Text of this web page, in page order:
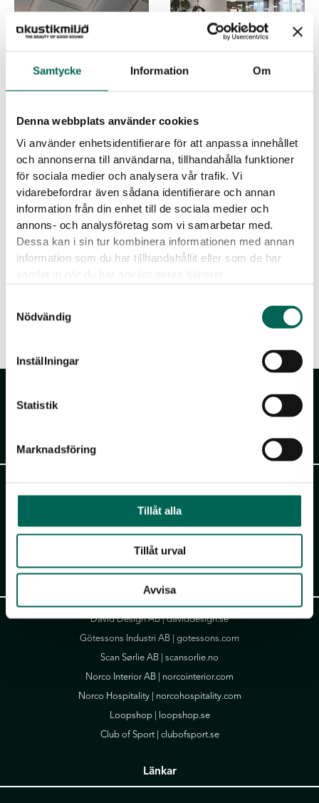
Samtycke Information Om
Denna webbplats använder cookies
Vi använder enhetsidentifierare för att anpassa innehållet
och annonserna till användarna, tillhandahålla funktioner
för sociala medier och analysera vår trafik. Vi
vidarebefordrar även sådana identifierare och annan
information från din enhet till de sociala medier och
annons- och analysföretag som vi samarbetar med.
Dessa kan i sin tur kombinera informationen med annan
information som du har tillhandahållit eller som de har
Nödvändig
Inställningar
Statistik
Marknadsföring
Tillåt alla
Tillåt urval
Avvisa
STARK BYGELABSORBENT
TILES ECOSUND®
311 32 Falkenberg
Tel:+46 (0)346 714 850
info@akustikmiljo.se
David Design AB |daviddesign.se
Götessons Industri AB | gotessons.com
Scan Sørlie AB | scansorlie.no
Norco Interior AB | norcointerior.com
Norco Hospitality | norcohospitality.com
Loopshop |
loopshop.se
Club of Sport | clubofsport.se
Länkar